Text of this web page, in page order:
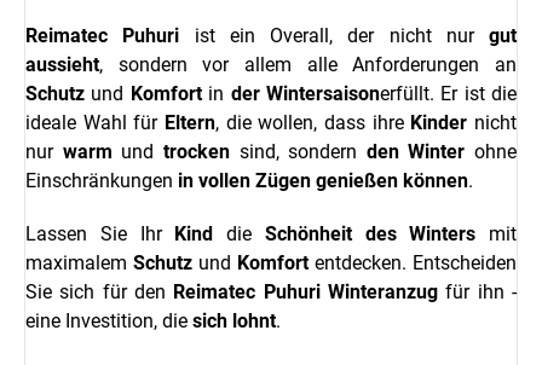
Reimatec Puhuri ist ein Overall, der nicht nur gut
aussieht, sondern vor allem alle Anforderungen an
Schutz und Komfortin der Wintersaisonerfüllt. Er ist die
ideale Wahl für Eltern, die wollen, dass ihre Kinder nicht
nur warm und trockensind, sondern den Winter ohne
Einschränkungen in vollen Zügen genießen können.
Lassen Sie Ihr Kind die Schönheit des Winters mit
maximalem Schutz und Komfortentdecken. Entscheiden
Sie sich für den Reimatec Puhuri Winteranzug für ihn -
eine Investition, die sich lohnt.